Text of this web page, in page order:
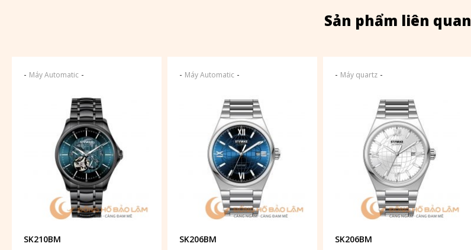
Sản phẩm liên quan
- Máy Automatic -
SK210BM
- Máy Automatic-
SK206BM
- Máy quartz-
SK206BM